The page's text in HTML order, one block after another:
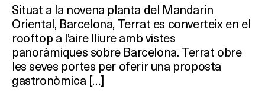
Situat a la novena planta del Mandarin
Oriental, Barcelona, Terrat es converteix en el
rooftop a l’aire lliure amb vistes
panoràmiques sobre Barcelona. Terrat obre
les seves portes per oferir una proposta
gastronòmica […]